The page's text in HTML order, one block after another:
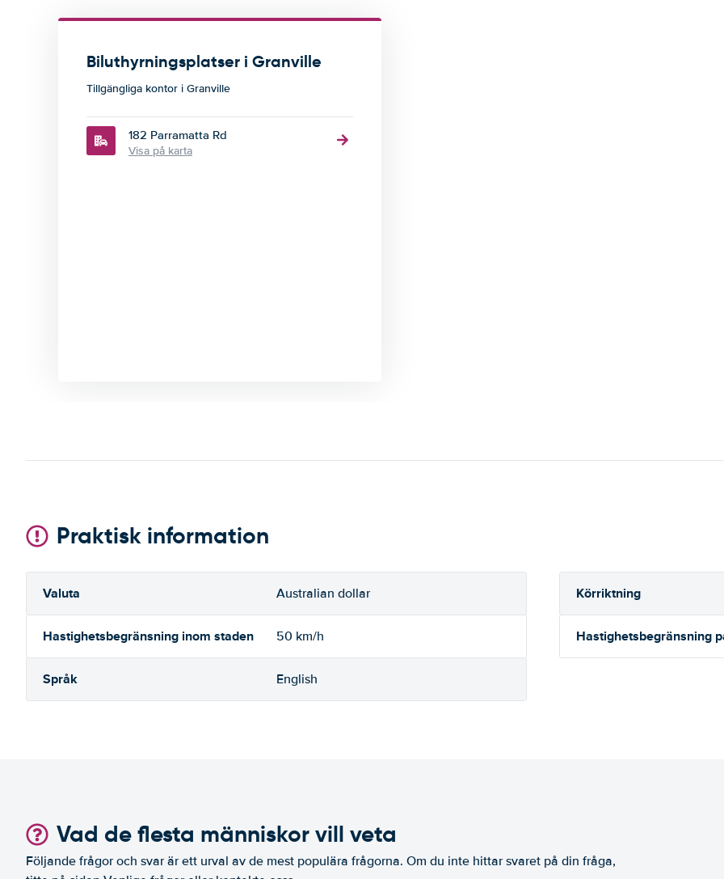
Biluthyrningsplatser i Granville
Tillgängliga kontor i Granville
182 Parramatta Rd
Visa på karta
Praktisk information
Valuta Australian dollar Körriktning
Hastighetsbegränsning inom staden 50 km/h Hastighetsbegränsning
Språk English
Vad de flesta människor vill veta
Följande frågor och svar är ett urval av de mest populära frågorna. Om du inte hittar svaret på din fråga,